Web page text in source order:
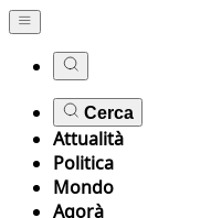
Cerca
Attualità
Politica
Mondo
Agorà